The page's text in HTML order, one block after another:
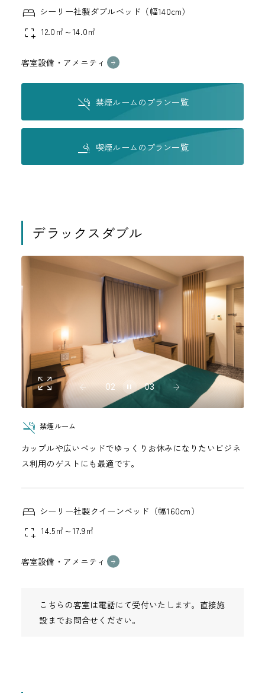
シーリー社製ダブルベッド（幅140cm）
12.0㎡～14.0㎡
客室設備・アメニティ
禁煙ルームのプラン一覧
喫煙ルームのプラン一覧
デラックスダブル
禁煙ルーム
カップルや広いベッドでゆっくりお休みになりたいビジネ
ス利用のゲストにも最適です。
シーリー社製クイーンベッド（幅160cm）
14.5㎡～17.9㎡
客室設備・アメニティ
こちらの客室は電話にて受付いたします。直接施
設までお問合せください。
02 03